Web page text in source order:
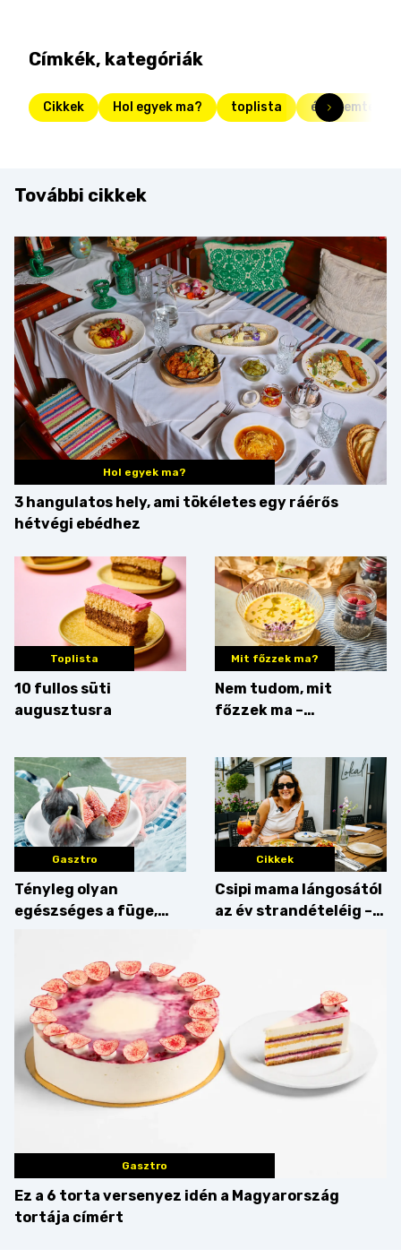
Címkék, kategóriák
Cikkek Hol egyek ma? toplista étteremteszt
További cikkek
Hol egyek ma?
3 hangulatos hely, ami tökéletes egy ráérős
hétvégi ebédhez
Toplista
10 fullos süti
augusztusra
Mit főzzek ma?
Nem tudom, mit
főzzek ma –
Gasztro
Tényleg olyan
egészséges a füge,
Cikkek
Csipi mama lángosától
az év strandételéig –
Gasztro
Ez a 6 torta versenyez idén a Magyarország
tortája címért